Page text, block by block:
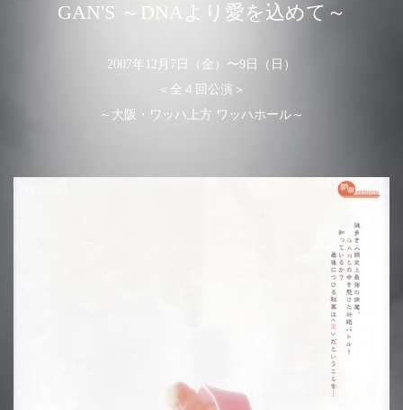
GAN'S ～DNAより愛を込めて～
2007年12月7日（金）〜9日（日）
＜全４回公演＞
～大阪・ワッハ上方 ワッハホール～